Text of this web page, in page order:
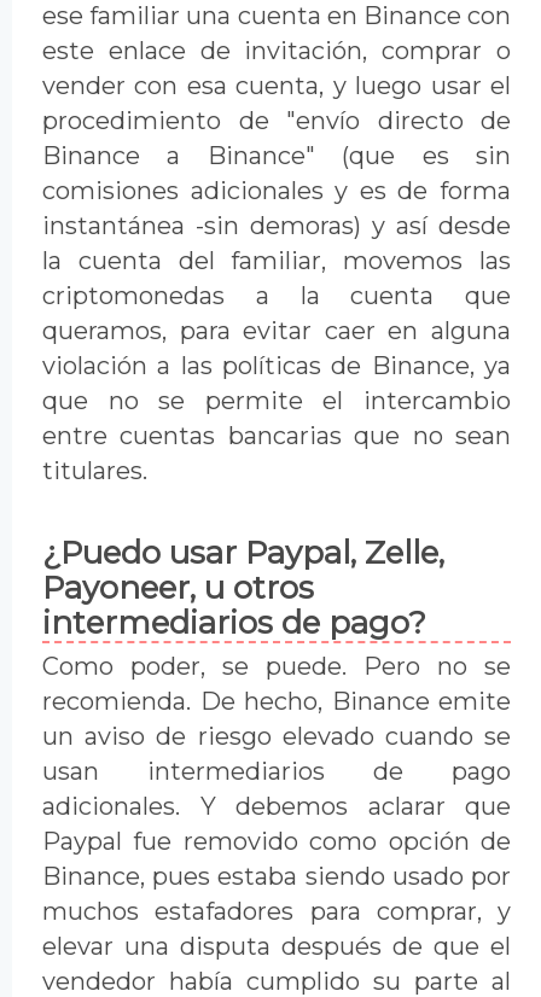
ese familiar una cuenta en Binance con
este enlace de invitación, comprar o
vender con esa cuenta, y luego usar el
procedimiento de "envío directo de
Binance a Binance" (que es sin
comisiones adicionales y es de forma
instantánea -sin demoras) y así desde
la cuenta del familiar, movemos las
criptomonedas a la cuenta que
queramos, para evitar caer en alguna
violación a las políticas de Binance, ya
que no se permite el intercambio
entre cuentas bancarias que no sean
titulares.
¿Puedo usar Paypal, Zelle,
Payoneer, u otros
intermediarios de pago?
Como poder, se puede. Pero no se
recomienda. De hecho, Binance emite
un aviso de riesgo elevado cuando se
usan intermediarios de pago
adicionales. Y debemos aclarar que
Paypal fue removido como opción de
Binance, pues estaba siendo usado por
muchos estafadores para comprar, y
elevar una disputa después de que el
vendedor había cumplido su parte al